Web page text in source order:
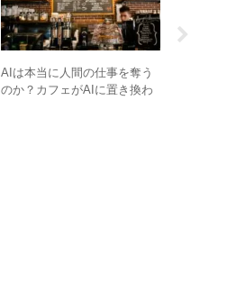
AIは本当に人間の仕事を奪う
のか？カフェがAIに置き換わ